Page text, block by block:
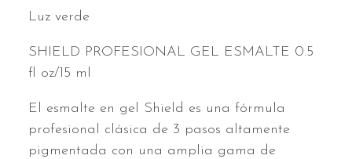
Luz verde
SHIELD PROFESIONAL GEL ESMALTE 0.5
fl oz/15 ml
El esmalte en gel Shield es una fórmula
profesional clásica de 3 pasos altamente
pigmentada con una amplia gama de